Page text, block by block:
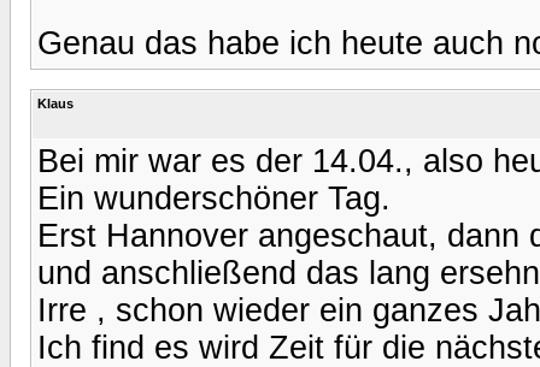
Genau das habe ich heute auch
Klaus
Bei mir war es der 14.04., also
Ein wunderschöner Tag.
Erst Hannover angeschaut, dann
und anschließend das lang
Irre , schon wieder ein ganzes
Ich find es wird Zeit für die